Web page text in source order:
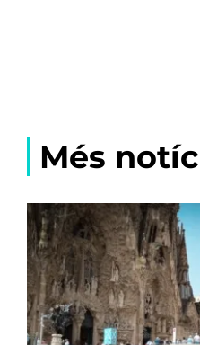
Més